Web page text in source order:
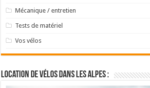
Mécanique / entretien
Tests de matériel
Vos vélos
Location de vélos dans les Alpes :